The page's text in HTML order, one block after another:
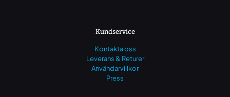
Kundservice
Kontakta oss
Leverans & Returer
Användarvillkor
Press